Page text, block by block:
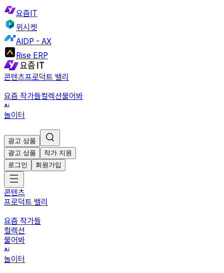
요즘IT
위시켓
AIDP - AX
Rise ERP
콘텐츠프로덕트 밸리
요즘 작가들컬렉션물어봐
놀이터
광고 상품
광고 상품
작가 지원
로그인
회원가입
콘텐츠
프로덕트 밸리
요즘 작가들
컬렉션
물어봐
놀이터